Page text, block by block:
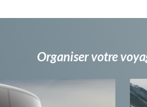
Organiser votre